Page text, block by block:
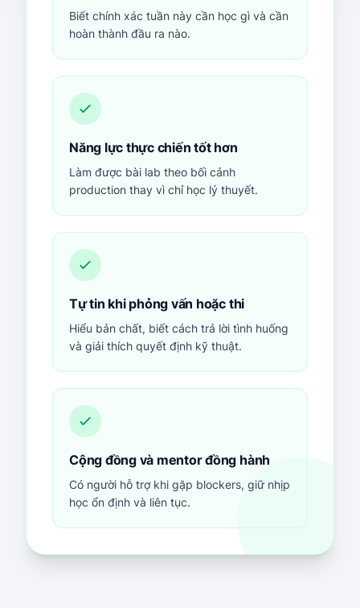
Biết chính xác tuần này cần học gì và cần
hoàn thành đầu ra nào.
Năng lực thực chiến tốt hơn
Làm được bài lab theo bối cảnh
production thay vì chỉ học lý thuyết.
Tự tin khi phỏng vấn hoặc thi
Hiểu bản chất, biết cách trả lời tình huống
và giải thích quyết định kỹ thuật.
Cộng đồng và mentor đồng hành
Có người hỗ trợ khi gặp blockers, giữ nhịp
học ổn định và liên tục.